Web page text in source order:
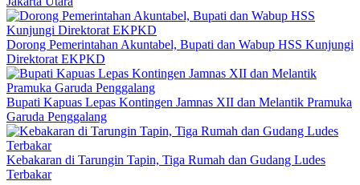
Dorong Pemerintahan Akuntabel, Bupati dan Wabup HSS Kunjungi
Direktorat EKPKD
Bupati Kapuas Lepas Kontingen Jamnas XII dan Melantik Pramuka
Garuda Penggalang
Kebakaran di Tarungin Tapin, Tiga Rumah dan Gudang Ludes
Terbakar